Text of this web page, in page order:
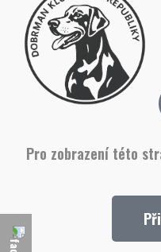
Pro zobrazení této